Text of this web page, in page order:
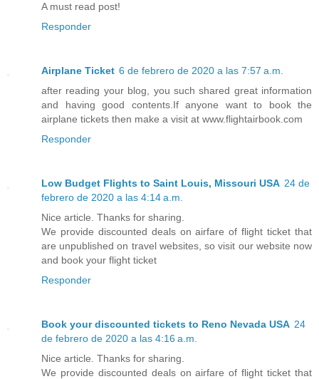
A must read post!
Responder
Airplane Ticket 6 de febrero de 2020 a las 7:57 a.m.
after reading your blog, you such shared great information
and having good contents.If anyone want to book the
airplane tickets then make a visit at www.flightairbook.com
Responder
Low Budget Flights to Saint Louis, Missouri USA 24 de
febrero de 2020 a las 4:14 a.m.
Nice article. Thanks for sharing.
We provide discounted deals on airfare of flight ticket that
are unpublished on travel websites, so visit our website now
and book your flight ticket
Responder
Book your discounted tickets to Reno Nevada USA 24
de febrero de 2020 a las 4:16 a.m.
Nice article. Thanks for sharing.
We provide discounted deals on airfare of flight ticket that